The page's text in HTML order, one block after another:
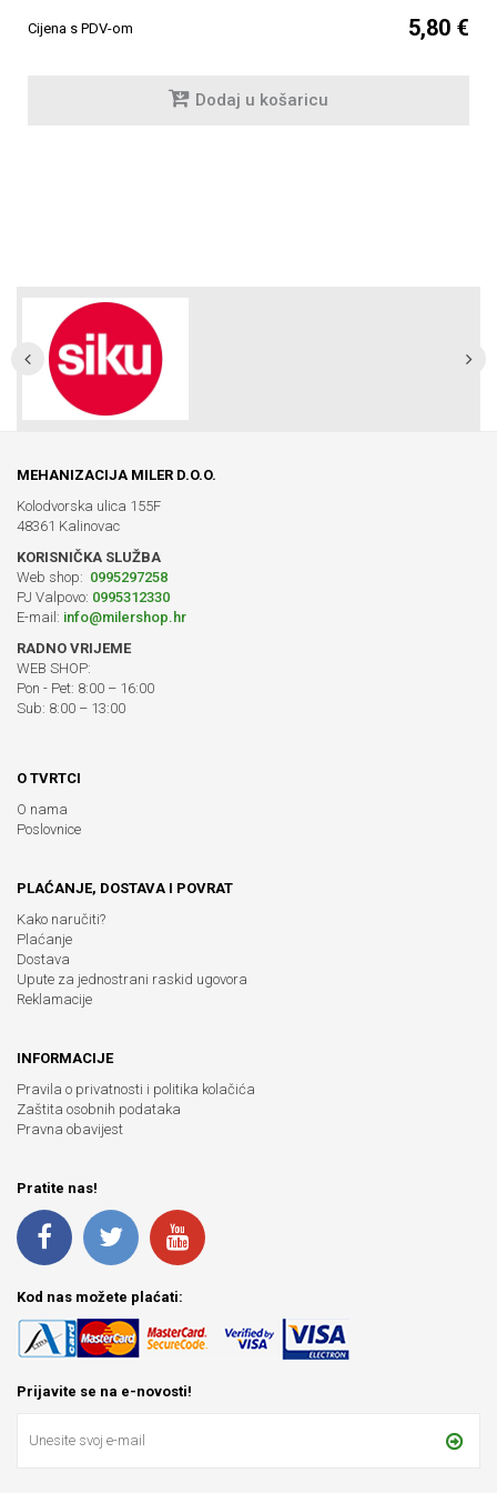
Cijena s PDV-om 5,80 €
Dodaj u košaricu
MEHANIZACIJA MILER D.O.O.
Kolodvorska ulica 155F
48361 Kalinovac
KORISNIČKA SLUŽBA
Web shop: 0995297258
PJ Valpovo: 0995312330
E-mail: info@milershop.hr
RADNO VRIJEME
WEB SHOP:
Pon - Pet: 8:00 – 16:00
Sub: 8:00 – 13:00
O TVRTCI
O nama
Poslovnice
PLAĆANJE, DOSTAVA I POVRAT
Kako naručiti?
Plaćanje
Dostava
Upute za jednostrani raskid ugovora
Reklamacije
INFORMACIJE
Pravila o privatnosti i politika kolačića
Zaštita osobnih podataka
Pravna obavijest
Pratite nas!
Kod nas možete plaćati:
Prijavite se na e-novosti!